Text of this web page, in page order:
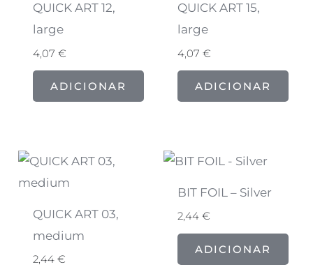
QUICK ART 12,
large
4,07 €
ADICIONAR
QUICK ART 15,
large
4,07€
ADICIONAR
QUICK ART 03,
medium
2,44 €
BIT FOIL – Silver
2,44€
ADICIONAR